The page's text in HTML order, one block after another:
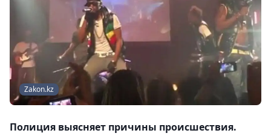
Zakon.kz
Полиция выясняет причины происшествия.